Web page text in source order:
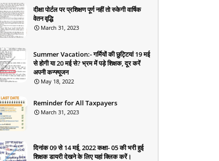
दीक्षा पोर्टल पर प्रशिक्षण पूर्ण नहीं तो रुकेगी वार्षिक
वेतन वृद्धि
March 31, 2023
Summer Vacation:- गर्मियों की छुट्टियां 19 मई
से होगी या 20 मई से? भ्रम में पड़े शिक्षक, दूर करें
अपनी कन्फ्यूजन
May 18, 2022
Reminder for All Taxpayers
March 31, 2023
दिनांक 09 से 14 मई, 2022 कक्षा- 05 की भरी हुई
शिक्षक डायरी देखने के लिए यहां क्लिक करें।